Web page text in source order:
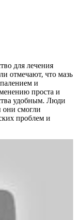
для лечения
отмечают, что мазь
и
проста и
удобным. Люди
они смогли
проблем и